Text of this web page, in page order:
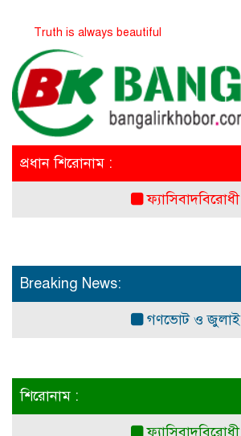
is always beautiful
প্রধান শিরোনাম :
ফ্যাসিবাদবিরোধী
Breaking News:
গণভোট ও জুলাই
শিরোনাম :
ফ্যাসিবাদবিরোধী